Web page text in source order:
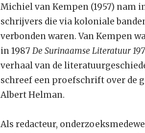
Michiel van Kempen (1957) nam
schrijvers die via koloniale
verbonden waren. Van Kempen
in 1987 De Surinaamse Literatuur
verhaal van de
schreef een proefschrift over de
Albert Helman.
Als redacteur,